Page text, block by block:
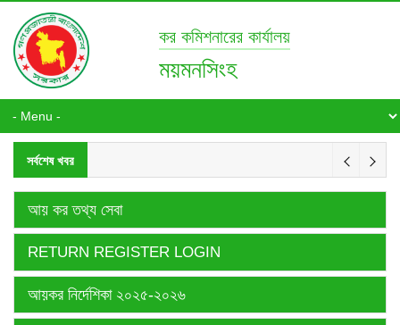
কর কমিশনারের কার্যালয়
ময়মনসিংহ
সর্বশেষ খবর
আয় কর তথ্য সেবা
RETURN REGISTER LOGIN
আয়কর নির্দেশিকা ২০২৫-২০২৬